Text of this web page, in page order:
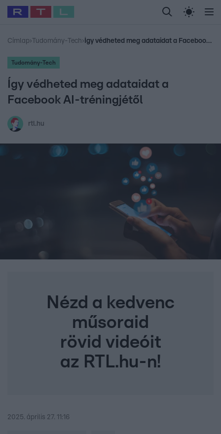
Legfrissebb RTL Híradó Randi Celeb vagyok,
Babits Marcella Most Wanted Gallusz
Címlap› Tudomány-Tech› Így védheted meg adataidat a Facebook AI-tréningjétől
Tudomány-Tech
Így védheted meg adataidat a
Facebook AI-tréningjétől
rtl.hu
Nézd a kedvenc
műsoraid
rövid videóit
az RTL.hu-n!
2025. április 27. 11:16